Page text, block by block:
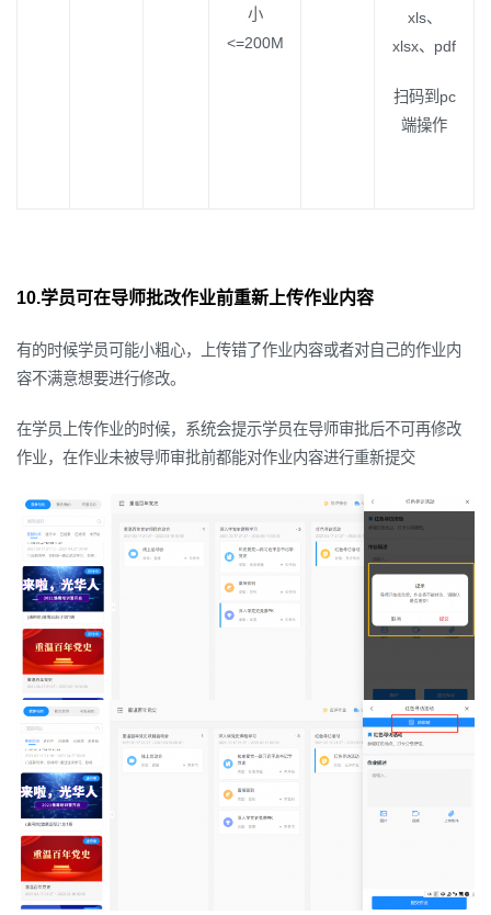
小
<=200M
xls、
xlsx、pdf
扫码到pc
端操作
10.学员可在导师批改作业前重新上传作业内容
有的时候学员可能小粗心，上传错了作业内容或者对自己的作业内
容不满意想要进行修改。
在学员上传作业的时候，系统会提示学员在导师审批后不可再修改
作业，在作业未被导师审批前都能对作业内容进行重新提交